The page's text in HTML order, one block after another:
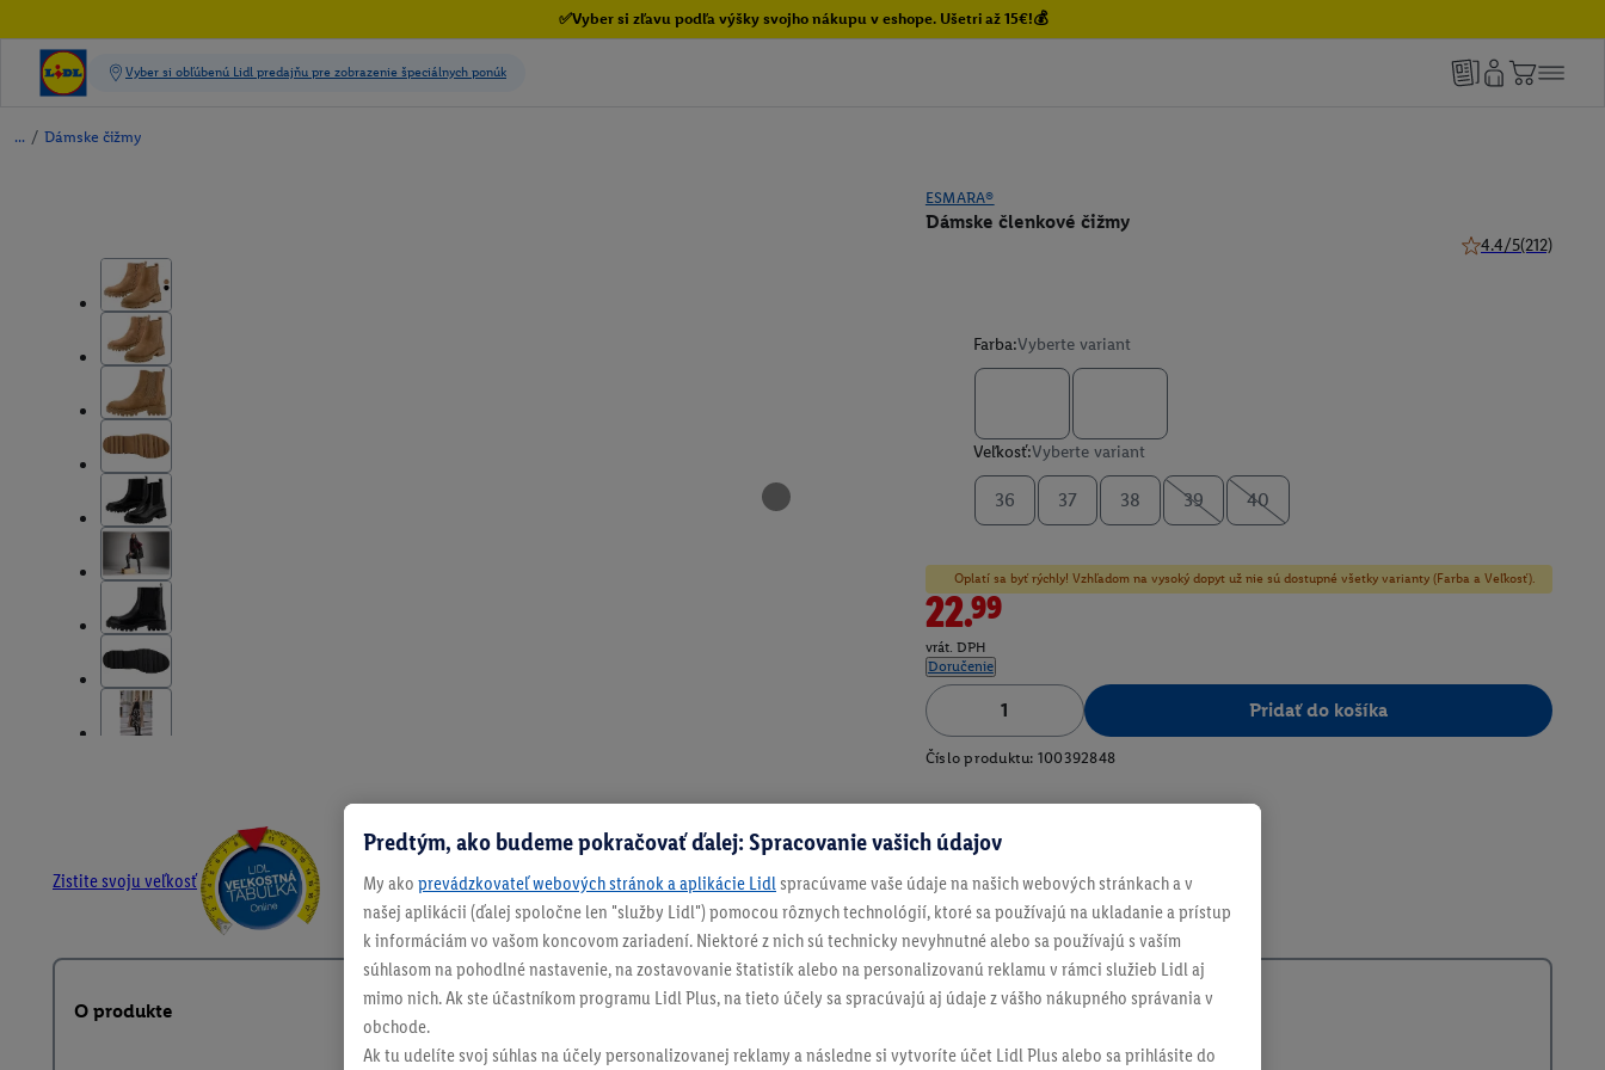
✅Vyber si zľavu podľa výšky svojho nákupu v eshope. Ušetri až 15€!💰
/ Dámske čižmy
ESMARA®
Dámske členkové čižmy
4.4/5(212)
Farba:Vyberte variant
Veľkosť:Vyberte variant
36 37 38 39 40
Oplatí sa byť rýchly! Vzhľadom na vysoký dopyt už nie sú dostupné všetky varianty (Farba a Veľkosť).
22.99
vrát. DPH
Doručenie
Pridať do košíka
Číslo produktu: 100392848
Zistite svoju veľkosť
O produkte
Predtým, ako budeme pokračovať ďalej: Spracovanie vašich údajov
My ako prevádzkovateľ webových stránok a aplikácie Lidl spracúvame vaše údaje na našich webových stránkach a v
našej aplikácii (ďalej spoločne len "služby Lidl") pomocou rôznych technológií, ktoré sa používajú na ukladanie a prístup
k informáciám vo vašom koncovom zariadení. Niektoré z nich sú technicky nevyhnutné alebo sa používajú s vaším
súhlasom na pohodlné nastavenie, na zostavovanie štatistík alebo na personalizovanú reklamu v rámci služieb Lidl aj
mimo nich. Ak ste účastníkom programu Lidl Plus, na tieto účely sa spracúvajú aj údaje z vášho nákupného správania v
obchode.
Ak tu udelíte svoj súhlas na účely personalizovanej reklamy a následne si vytvoríte účet Lidl Plus alebo sa prihlásite do